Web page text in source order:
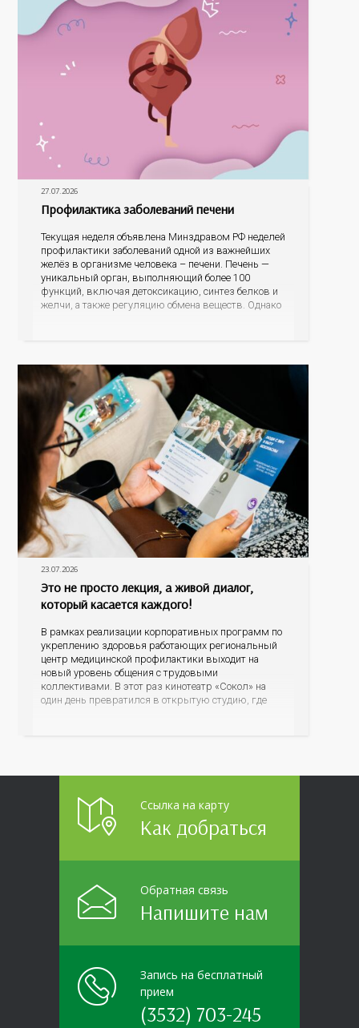
27.07.2026
Профилактика заболеваний печени
Текущая неделя объявлена Минздравом РФ неделей
профилактики заболеваний одной из важнейших
желёз в организме человека – печени. Печень —
уникальный орган, выполняющий более 100
функций, включая детоксикацию, синтез белков и
желчи, а также регуляцию обмена веществ. Однако
23.07.2026
Это не просто лекция, а живой диалог,
который касается каждого!
В рамках реализации корпоративных программ по
укреплению здоровья работающих региональный
центр медицинской профилактики выходит на
новый уровень общения с трудовыми
коллективами. В этот раз кинотеатр «Сокол» на
один день превратился в открытую студию, где
Ссылка на карту
Как добраться
Обратная связь
Напишите нам
Запись на бесплатный
прием
(3532) 703-245